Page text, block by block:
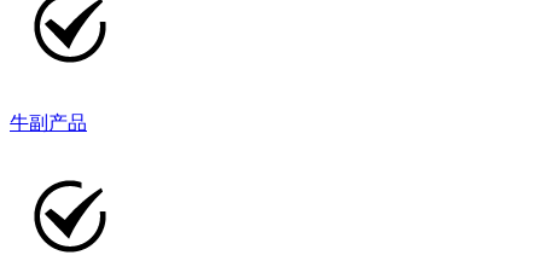
牛副产品